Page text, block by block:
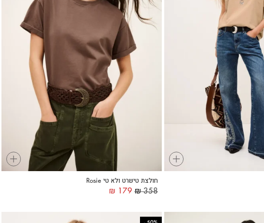
+
+
חולצת טישרט ולא טי Rosie
₪358
₪ 179